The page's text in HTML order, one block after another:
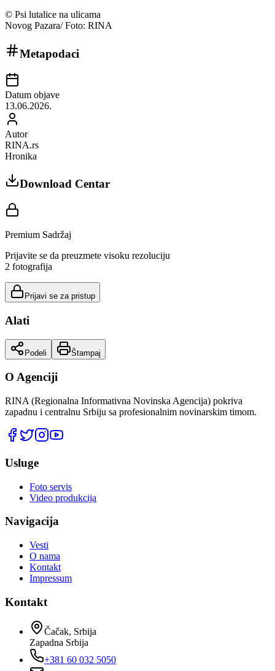
© Psi lutalice na ulicama
Novog Pazara/ Foto: RINA
Metapodaci
Datum objave
13.06.2026.
Autor
RINA.rs
Hronika
Download Centar
Premium Sadržaj
Prijavite se da preuzmete visoku rezoluciju
2 fotografija
Prijavi se za pristup
Alati
Podeli Štampaj
O Agenciji
RINA (Regionalna Informativna Novinska Agencija) pokriva
zapadnu i centralnu Srbiju sa profesionalnim novinarskim timom.
Usluge
Foto servis
Video produkcija
Navigacija
Vesti
O nama
Kontakt
Impressum
Kontakt
Čačak, Srbija
Zapadna Srbija
+381 60 032 5050